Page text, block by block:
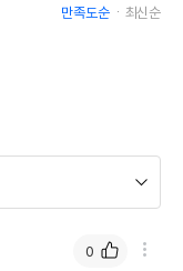
만족도순 최신순
0